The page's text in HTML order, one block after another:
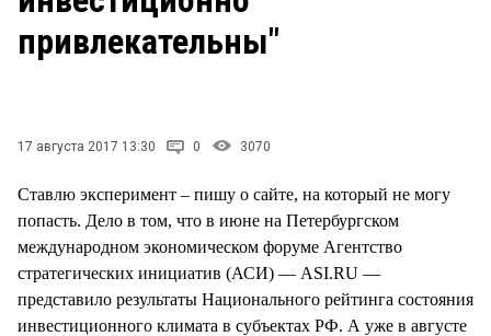
привлекательны"
17 августа 2017 13:30 0 3070
Ставлю эксперимент – пишу о сайте, на который не могу
попасть. Дело в том, что в июне на Петербургском
международном экономическом форуме Агентство
стратегических инициатив (АСИ) — ASI.RU —
представило результаты Национального рейтинга состояния
инвестиционного климата в субъектах РФ. А уже в августе